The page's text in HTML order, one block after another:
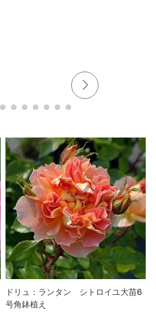
ドリュ：ランタン シトロイユ大苗6
号角鉢植え